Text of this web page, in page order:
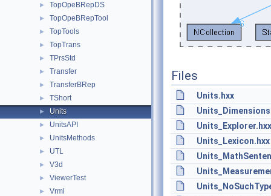
► TopOpeBRepDS
► TopOpeBRepTool
► TopTools
► TopTrans
► TPrsStd
► Transfer
► TransferBRep
► TShort
► Units
► UnitsAPI
► UnitsMethods
► UTL
► V3d
► ViewerTest
► Vrml
Files
Units.hxx
Units_Explorer.hxx
Units_Lexicon.hxx